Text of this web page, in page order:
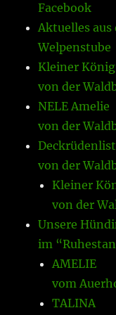
Facebook
Aktuelles aus
Welpenstube
Kleiner
von der
NELE Amelie
von der
von der
Kleiner
von der
Unsere
im
AMELIE
vom
TALINA